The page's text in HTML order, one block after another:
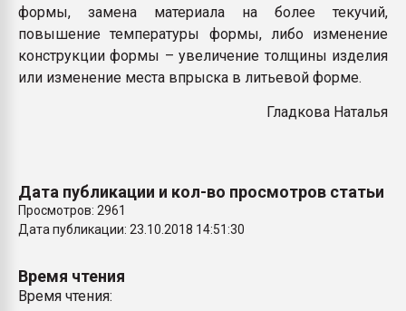
формы, замена материала на более текучий,
повышение температуры формы, либо изменение
конструкции формы – увеличение толщины изделия
или изменение места впрыска в литьевой форме.
Гладкова Наталья
Дата публикации и кол-во просмотров статьи
Просмотров: 2961
Дата публикации: 23.10.2018 14:51:30
Время чтения
Время чтения: